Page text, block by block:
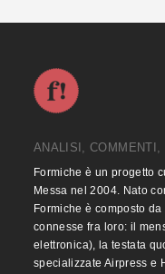
ANALISI, COMMENTI,
Formiche è un progetto
Messa nel 2004. Nato
Formiche è composto
connesse fra loro: il
elettronica), la testata
specializzate Airpress e